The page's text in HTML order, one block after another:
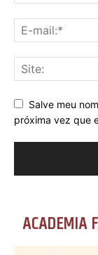
Salve meu
próxima vez que
ACADEMIA